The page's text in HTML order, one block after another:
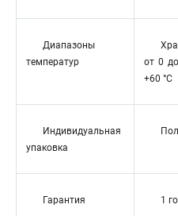
Диапазоны
температур
от 0
+60 °C
Индивидуальная
упаковка
Гарантия 1